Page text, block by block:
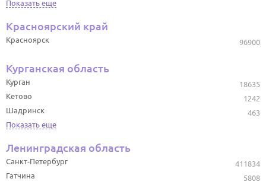
Показать еще
Красноярский край
96900
Красноярск
Курганская область
18635
Курган
1242
Кетово
463
Шадринск
Показать еще
Ленинградская область
411834
Санкт-Петербург
5808
Гатчина